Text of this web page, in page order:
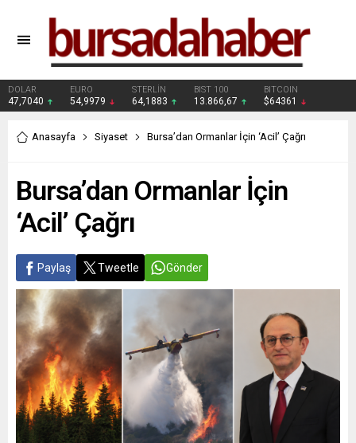
DOLAR
47,7040
EURO
54,9979
STERLİN
64,1883
BIST 100
13.866,67
BITCOIN
$64361
Anasayfa Siyaset Bursa’dan Ormanlar İçin ‘Acil’ Çağrı
Bursa’dan Ormanlar İçin
‘Acil’ Çağrı
Paylaş Tweetle Gönder